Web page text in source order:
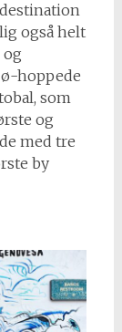
også helt
og
hoppede
som
og
med tre
by